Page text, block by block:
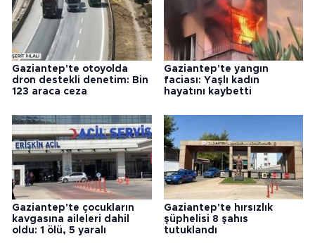
Gaziantep'te otoyolda
dron destekli denetim: Bin
123 araca ceza
Gaziantep'te yangın
faciası: Yaşlı kadın
hayatını kaybetti
Gaziantep'te çocukların
kavgasına aileleri dahil
oldu: 1 ölü, 5 yaralı
Gaziantep'te hırsızlık
şüphelisi 8 şahıs
tutuklandı